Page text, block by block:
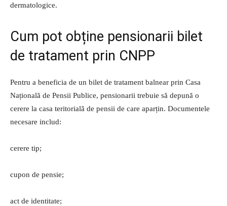
dermatologice.
Cum pot obține pensionarii bilet
de tratament prin CNPP
Pentru a beneficia de un bilet de tratament balnear prin Casa
Națională de Pensii Publice, pensionarii trebuie să depună o
cerere la casa teritorială de pensii de care aparțin. Documentele
necesare includ:
cerere tip;
cupon de pensie;
act de identitate;